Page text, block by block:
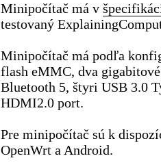
Minipočítač má v
testovaný
Minipočítač má podľa
flash eMMC, dva
Bluetooth 5, štyri USB 3.0
HDMI2.0 port.
Pre minipočítač sú k
OpenWrt a Android.